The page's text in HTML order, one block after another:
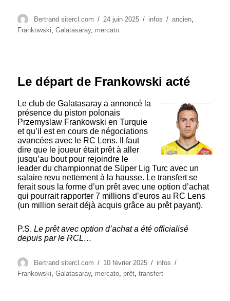
Auteur
Bertrand sitercl.com
Publié
le
24 juin 2025 Catégories
infos Étiquettes
ancien,
Frankowski,Galatasaray, mercato
Le départ de Frankowski acté
Le club de Galatasaray a annoncé la
présence du piston polonais
Przemyslaw Frankowski en Turquie
et qu’il est en cours de négociations
avancées avec le RC Lens. Il faut
dire que le joueur était prêt à aller
jusqu’au bout pour rejoindre le
leader du championnat de Süper Lig Turc avec un
salaire revu nettement à la hausse. Le transfert se
ferait sous la forme d’un prêt avec une option d’achat
qui pourrait rapporter 7 millions d’euros au RC Lens
(un million serait déjà acquis grâce au prêt payant).
P.S.Le prêt avec option d’achat a été officialisé
depuis par le RCL…
Auteur
Bertrand sitercl.com
Publié
le
10 février 2025 Catégories
infos
Frankowski,Galatasaray, mercato, prêt,transfert